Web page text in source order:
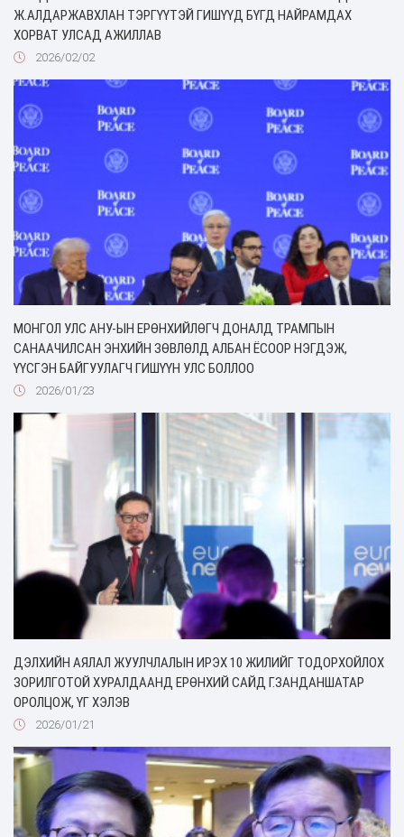
Ж.АЛДАРЖАВХЛАН ТЭРГҮҮТЭЙ ГИШҮҮД БҮГД НАЙРАМДАХ
ХОРВАТ УЛСАД АЖИЛЛАВ
2026/02/02
МОНГОЛ УЛС АНУ-ЫН ЕРӨНХИЙЛӨГЧ ДОНАЛД ТРАМПЫН
САНААЧИЛСАН ЭНХИЙН ЗӨВЛӨЛД АЛБАН ЁСООР НЭГДЭЖ,
ҮҮСГЭН БАЙГУУЛАГЧ ГИШҮҮН УЛС БОЛЛОО
2026/01/23
ДЭЛХИЙН АЯЛАЛ ЖУУЛЧЛАЛЫН ИРЭХ 10 ЖИЛИЙГ ТОДОРХОЙЛОХ
ЗОРИЛГОТОЙ ХУРАЛДААНД ЕРӨНХИЙ САЙД Г.ЗАНДАНШАТАР
ОРОЛЦОЖ, ҮГ ХЭЛЭВ
2026/01/21